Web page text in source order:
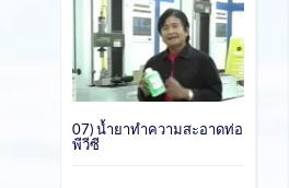
07) น้ำยาทำความสะอาดท่อ
พีวีซี